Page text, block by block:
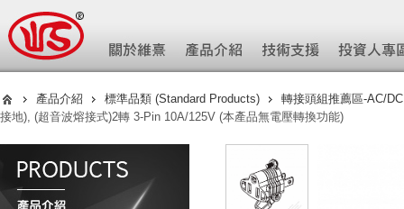
產品介紹 標準品類 (Standard Products)
轉接頭組推薦區-AC/
接地), (超音波熔接式)2轉 3-Pin 10A/125V (本產品無電壓轉換功能)